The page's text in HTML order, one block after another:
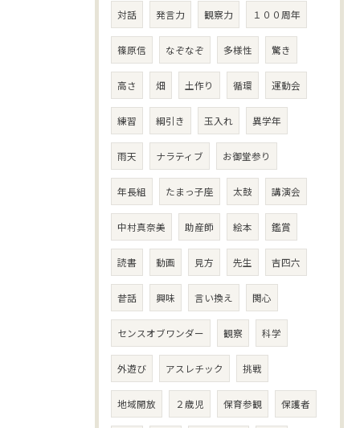
対話 発言力 観察力 １００周年
篠原信 なぞなぞ 多様性 驚き
高さ 畑 土作り 循環 運動会
練習 綱引き 玉入れ 異学年
雨天 ナラティブ お御堂参り
年長組 たまっ子座 太鼓 講演会
中村真奈美 助産師 絵本 鑑賞
読書 動画 見方 先生 吉四六
昔話 興味 言い換え 関心
センスオブワンダー 観察 科学
外遊び アスレチック 挑戦
地域開放 ２歳児 保育参観 保護者